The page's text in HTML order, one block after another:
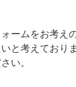
ームをお考えの
と考えておりま
い。